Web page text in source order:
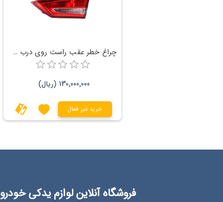
چراغ خطر عقب راست روی درب صندوق 511 FMC
130٬000٬000 (ریال)
خرید غیر فعال
فروشگاه آنلاین لوازم یدکی خودرو